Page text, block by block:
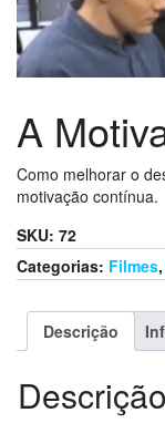
A
Como melhorar o
motivação contínua.
SKU: 72
Categorias: Filmes,
Descrição
Descrição